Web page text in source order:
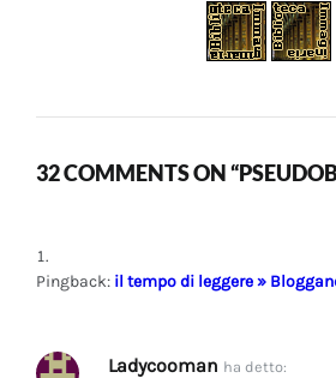
32 COMMENTS ON
Pingback: il tempo di leggere »
Ladycooman ha detto: